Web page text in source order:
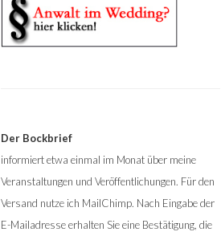
Der Bockbrief
informiert etwa einmal im Monat über meine
Veranstaltungen und Veröffentlichungen. Für den
Versand nutze ich MailChimp. Nach Eingabe der
E-Mailadresse erhalten Sie eine Bestätigung, die